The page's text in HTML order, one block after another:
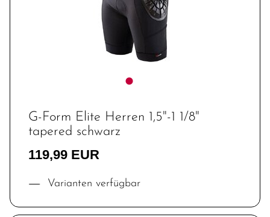
G-Form Elite Herren 1,5"-1 1/8"
tapered schwarz
119,99 EUR
Varianten verfügbar